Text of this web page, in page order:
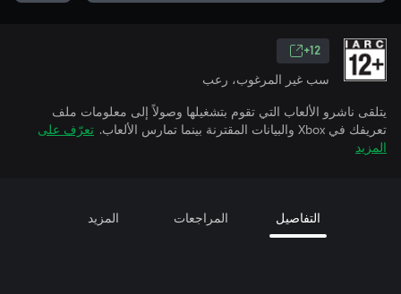
12+
سب غير المرغوب، رعب
يتلقى ناشرو الألعاب التي تقوم بتشغيلها وصولاً إلى معلومات ملف
تعريفك في Xbox والبيانات المقترنة بينما تمارس الألعاب.
تعرّف على
المزيد
التفاصيل المراجعات المزيد